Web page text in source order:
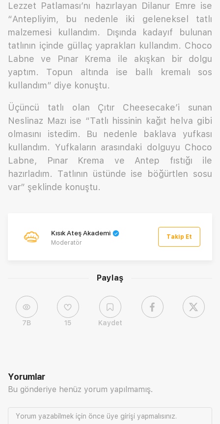
Paylaş
7B 15 Kaydet
Lezzet Patlaması’nı hazırlayan Dilanur Emre ise
“Antepliyim, bu nedenle iki geleneksel tatlı
malzemesi kullandım. Dışında kadayıf bulunan
tatlının içinde güllaç yaprakları kullandım. Choco
Labne ve Pınar Krema ile akışkan bir dolgu
yaptım. Topun altında ise ballı kremalı sos
kullandım” diye konuştu.
Üçüncü tatlı olan Çıtır Cheesecake’i sunan
Neslinaz Mazı ise “Tatlı hissinin kağıt helva gibi
olmasını istedim. Bu nedenle baklava yufkası
kullandım. Yufkaların arasındaki dolguyu Choco
Labne, Pınar Krema ve Antep fıstığı ile
hazırladım. Tatlının üstünde ise böğürtlen sosu
var” şeklinde konuştu.
Kısık Ateş Akademi
Moderatör
Takip Et
Yorumlar
Bu gönderiye henüz yorum yapılmamış.
Yorum yazabilmek için önce üye girişi yapmalısınız.